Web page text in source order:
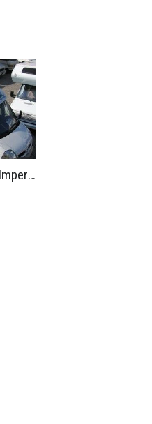
Renault Master Weinsberg Imperial 670 ME Teilintegrierte 2005